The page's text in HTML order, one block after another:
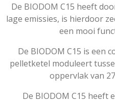
De BIODOM C15 heeft
lage emissies, is hierdoor
een mooi
De BIODOM C15 is een
pelletketel moduleert
oppervlak van
De BIODOM C15 heeft